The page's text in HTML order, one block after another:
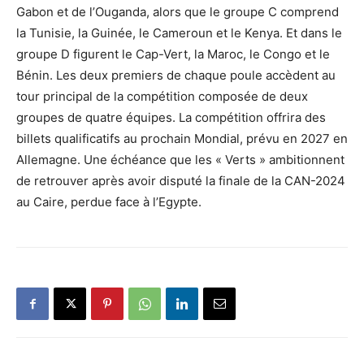
Gabon et de l’Ouganda, alors que le groupe C comprend
la Tunisie, la Guinée, le Cameroun et le Kenya. Et dans le
groupe D figurent le Cap-Vert, la Maroc, le Congo et le
Bénin. Les deux premiers de chaque poule accèdent au
tour principal de la compétition composée de deux
groupes de quatre équipes. La compétition offrira des
billets qualificatifs au prochain Mondial, prévu en 2027 en
Allemagne. Une échéance que les « Verts » ambitionnent
de retrouver après avoir disputé la finale de la CAN-2024
au Caire, perdue face à l’Egypte.